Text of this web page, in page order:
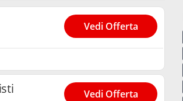
in qualsiasi momento
possibile consultare la
Vedi Offerta
Vedi Offerta